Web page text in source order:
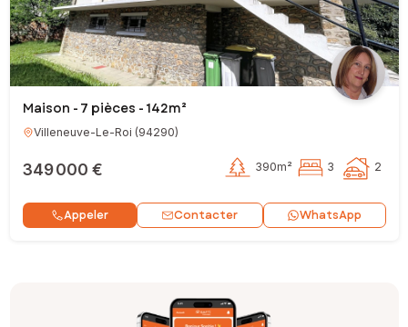
Maison - 7 pièces - 142m²
Villeneuve-Le-Roi (94290)
349 000 € 390m² 3 2
Appeler Contacter WhatsApp